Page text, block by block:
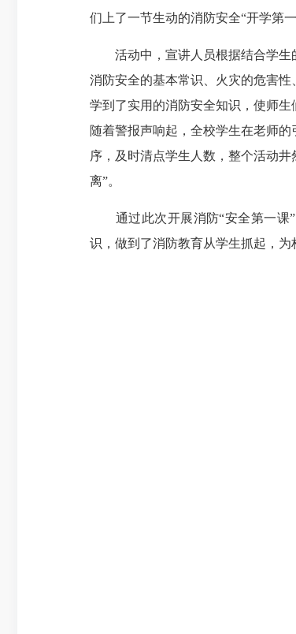
们上了一节生动的消防安全“开学第
活动中，宣讲人员根据结合学生
消防安全的基本常识、火灾的危害
学到了实用的消防安全知识，使师
随着警报声响起，全校学生在老师
序，及时清点学生人数，整个活动
离”。
通过此次开展消防“安全第一课”
识，做到了消防教育从学生抓起，